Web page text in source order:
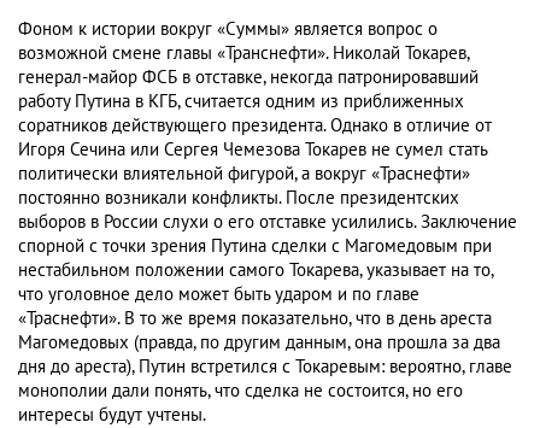
Фоном к истории вокруг «Суммы» является вопрос о
возможной смене главы «Транснефти». Николай Токарев,
генерал-майор ФСБ в отставке, некогда патронировавший
работу Путина в КГБ, считается одним из приближенных
соратников действующего президента. Однако в отличие от
Игоря Сечина или Сергея Чемезова Токарев не сумел стать
политически влиятельной фигурой, а вокруг «Траснефти»
постоянно возникали конфликты. После президентских
выборов в России слухи о его отставке усилились. Заключение
спорной с точки зрения Путина сделки с Магомедовым при
нестабильном положении самого Токарева, указывает на то,
что уголовное дело может быть ударом и по главе
«Траснефти». В то же время показательно, что в день ареста
Магомедовых (правда, по другим данным, она прошла за два
дня до ареста), Путин встретился с Токаревым: вероятно, главе
монополии дали понять, что сделка не состоится, но его
интересы будут учтены.